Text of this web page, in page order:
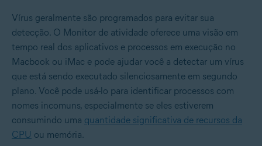
Vírus geralmente são programados para evitar sua
detecção. O Monitor de atividade oferece uma visão em
tempo real dos aplicativos e processos em execução no
Macbook ou iMac e pode ajudar você a detectar um vírus
que está sendo executado silenciosamente em segundo
plano. Você pode usá-lo para identificar processos com
nomes incomuns, especialmente se eles estiverem
consumindo uma quantidade significativa de recursos da
CPU ou memória.